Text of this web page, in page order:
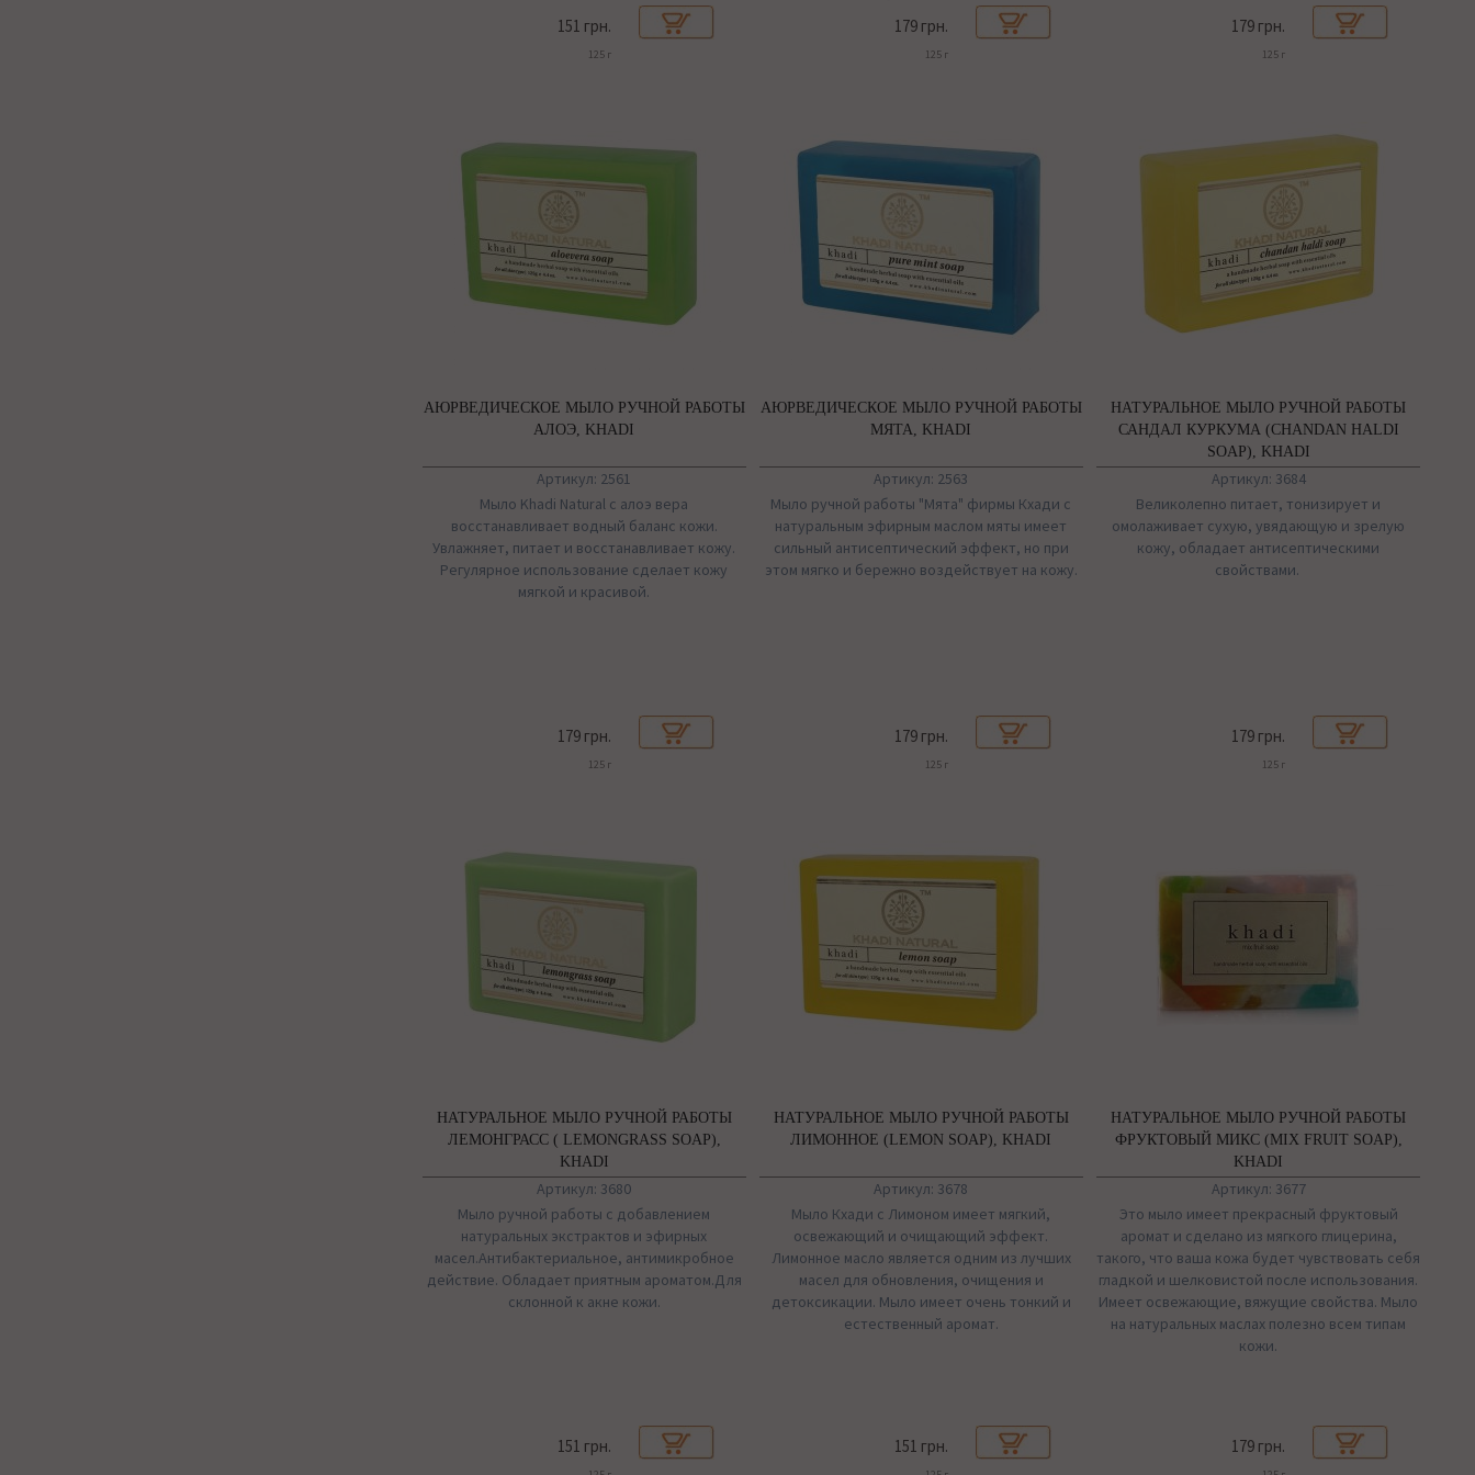
151 грн.
125 г
179 грн.
125 г
179 грн.
125 г
АЮРВЕДИЧЕСКОЕ МЫЛО РУЧНОЙ РАБОТЫ
АЛОЭ, KHADI
Артикул: 2561
Мыло Khadi Natural с алоэ вера
восстанавливает водный баланс кожи.
Увлажняет, питает и восстанавливает кожу.
Регулярное использование сделает кожу
мягкой и красивой.
179 грн.
125 г
АЮРВЕДИЧЕСКОЕ МЫЛО РУЧНОЙ РАБОТЫ
МЯТА, KHADI
Артикул: 2563
Мыло ручной работы "Мята" фирмы Кхади с
натуральным эфирным маслом мяты имеет
сильный антисептический эффект, но при
этом мягко и бережно воздействует на кожу.
179 грн.
125 г
НАТУРАЛЬНОЕ МЫЛО РУЧНОЙ РАБОТЫ
САНДАЛ КУРКУМА (CHANDAN HALDI
SOAP), KHADI
Артикул: 3684
Великолепно питает, тонизирует и
омолаживает сухую, увядающую и зрелую
кожу, обладает антисептическими
свойствами.
179 грн.
125 г
НАТУРАЛЬНОЕ МЫЛО РУЧНОЙ РАБОТЫ
ЛЕМОНГРАСС ( LEMONGRASS SOAP),
KHADI
Артикул: 3680
Мыло ручной работы с добавлением
натуральных экстрактов и эфирных
масел.Антибактериальное, антимикробное
действие. Обладает приятным ароматом.Для
склонной к акне кожи.
151 грн.
НАТУРАЛЬНОЕ МЫЛО РУЧНОЙ РАБОТЫ
ЛИМОННОЕ (LEMON SOAP), KHADI
Артикул: 3678
Мыло Кхади с Лимоном имеет мягкий,
освежающий и очищающий эффект.
Лимонное масло является одним из лучших
масел для обновления, очищения и
детоксикации. Мыло имеет очень тонкий и
естественный аромат.
151 грн.
НАТУРАЛЬНОЕ МЫЛО РУЧНОЙ РАБОТЫ
ФРУКТОВЫЙ МИКС (MIX FRUIT SOAP),
KHADI
Артикул: 3677
Это мыло имеет прекрасный фруктовый
аромат и сделано из мягкого глицерина,
такого, что ваша кожа будет чувствовать себя
гладкой и шелковистой после использования.
Имеет освежающие, вяжущие свойства. Мыло
на натуральных маслах полезно всем типам
кожи.
179 грн.